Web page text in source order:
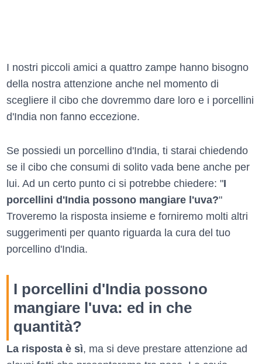
I nostri piccoli amici a quattro zampe hanno bisogno
della nostra attenzione anche nel momento di
scegliere il cibo che dovremmo dare loro e i porcellini
d'India non fanno eccezione.
Se possiedi un porcellino d'India, ti starai chiedendo
se il cibo che consumi di solito vada bene anche per
lui. Ad un certo punto ci si potrebbe chiedere: "I
porcellini d'India possono mangiare l'uva?"
Troveremo la risposta insieme e forniremo molti altri
suggerimenti per quanto riguarda la cura del tuo
porcellino d'India.
I porcellini d'India possono
mangiare l'uva: ed in che
quantità?
La risposta è sì, ma si deve prestare attenzione ad